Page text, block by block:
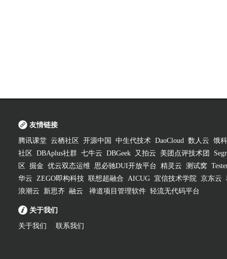
友情链接
腾讯课堂 云栖社区 开源中国 中生代技术 DaoCloud 数人云 饿
社区
DBAplus社群 七牛云 DBGeek 又拍云 美团点评技术团
区
掘金 优云双态运维 思必驰DUI开放平台 精灵云 测试窝
华云 ZEGO即构科技 联想超融合 AICUG 宜信技术学院 京东云
浪潮云
新思齐 融云 禅道项目管理软件 轻流无代码平台
关于我们
关于我们 联系我们